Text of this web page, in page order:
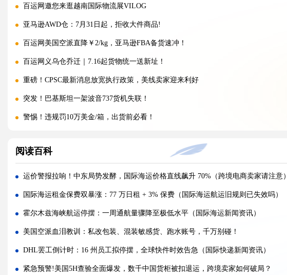
百运网邀您来逛越南国际物流展VILOG
亚马逊AWD仓：7月31日起，拒收大件商品!
百运网美国空派直降￥2/kg，亚马逊FBA备货速冲！
百运网义乌仓乔迁｜7.16起货物统一送新址！
重磅！CPSC最新消息放宽执行政策，美线卖家迎来利好
突发！巴基斯坦一架波音737货机失联！
警惕！违规罚10万美金/箱，出货前必看！
警报!美国海关连发四道“封杀令”，你的货还能顺利进美国吗?
百运网邀您来上海双年展逛展领钱啦！
百运网端午假期不打烊，各仓收发货安排速看！
高光时刻 | 百运网携“稳达美国”系列产品闪耀亮相2026赛狐ERP跨境AI增长峰会
疯涨!海运巨头集体抬价，欧线一舱难求!外贸人如何破局？
蓄势扩容，焕新启航 | 百运网32000㎡全新标准化仓库正式启用！
假期不打烊 | 百运网运作中心五一假期照常接单入库，守护每一份跨境托付！
阅读百科
运价警报拉响！中东局势发酵，国际海运价格直线飙升 70%（跨境电商卖家请注意）
国际海运租金保费双暴涨：77 万日租 + 3% 保费（国际海运航运旧规则已失效吗）
霍尔木兹海峡航运停摆：一周通航量骤降至极低水平（国际海运新闻资讯）
美国空派血泪教训：私改包装、混装敏感货、跑水账号，千万别碰！
DHL罢工倒计时：16 州员工拟停摆，全球快件时效告急（国际快递新闻资讯）
紧急预警!美国5H查验全面爆发，数千中国货柜被扣退运，跨境卖家如何破局？